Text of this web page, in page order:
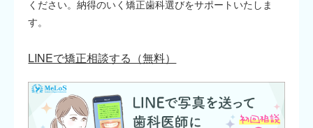
ください。納得のいく矯正歯科選びをサポートいたしま
す。
LINEで矯正相談する（無料）